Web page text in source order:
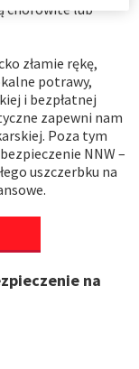
chorowite lub
złamie rękę,
potrawy,
i bezpłatnej
zapewni nam
Poza tym
NNW –
uszczerbku na
na